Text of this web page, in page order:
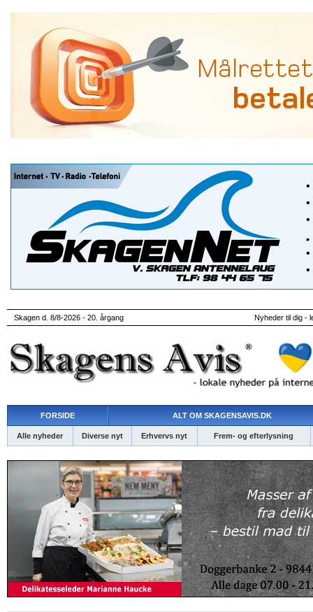
Skagen d. 8/8-2026 - 20. årgang Nyheder til dig -
FORSIDE ALT OM SKAGENSAVIS.DK
Alle nyheder Diverse nyt Erhvervs nyt Frem- og efterlysning